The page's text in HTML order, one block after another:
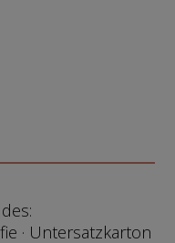
· Untersatzkarton